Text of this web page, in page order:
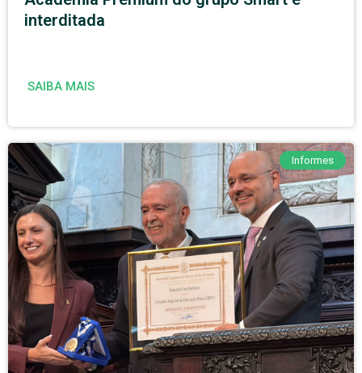
interditada
SAIBA MAIS
Informes